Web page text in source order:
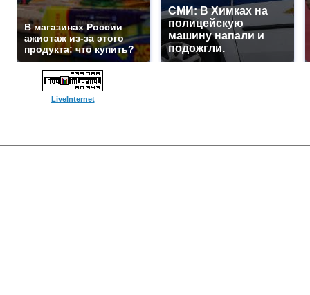
В магазинах России
ажиотаж из-за этого
продукта: что купить?
СМИ: В Химках на
полицейскую
машину напали и
подожгли.
LiveInternet